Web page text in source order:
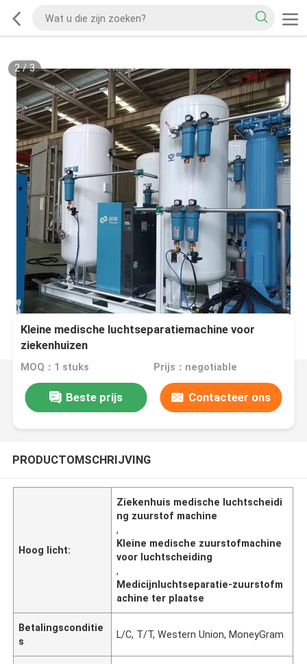
2/3
Kleine medische luchtseparatiemachine voor
ziekenhuizen
MOQ：1 stuks Prijs：negotiable
Beste prijs Contacteer ons
PRODUCTOMSCHRIJVING
Hoog licht:
Ziekenhuis medische luchtscheidi
ng zuurstof machine
,
Kleine medische zuurstofmachine
voor luchtscheiding
,
Medicijnluchtseparatie-zuurstofm
achine ter plaatse
Betalingsconditie
s
L/C, T/T, Western Union, MoneyGram